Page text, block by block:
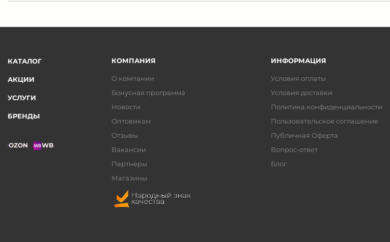
КАТАЛОГ
АКЦИИ
УСЛУГИ
БРЕНДЫ
OZON WB
КОМПАНИЯ
О компании
Бонусная программа
Новости
Оптовикам
Отзывы
Вакансии
Партнеры
Магазины
ИНФОРМАЦИЯ
Условия оплаты
Условия доставки
Политика конфиденциальности
Пользовательское соглашение
Публичная Оферта
Вопрос-ответ
Блог